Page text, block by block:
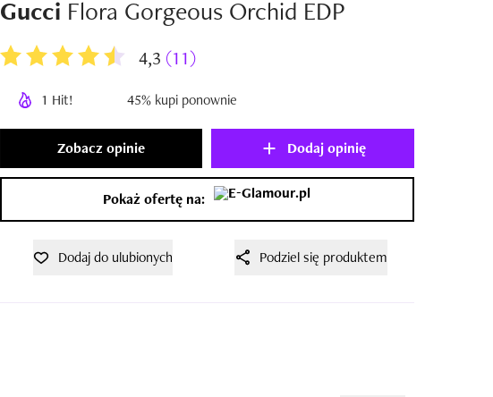
dodaj swoją opinię i zdjęcia do produktu
Gucci Flora Gorgeous Orchid EDP
4,3 (11)
1 Hit! 45% kupi ponownie
Zobacz opinie Dodaj opinię
Pokaż ofertę na:
Dodaj do ulubionych Podziel się produktem